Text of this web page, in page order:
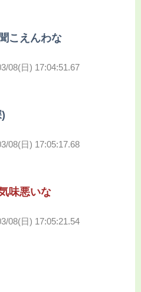
こえんわな
08(日) 17:04:51.67
08(日) 17:05:17.68
味悪いな
08(日) 17:05:21.54